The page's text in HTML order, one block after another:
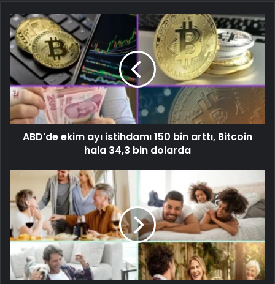
ABD'de ekim ayı istihdamı 150 bin arttı, Bitcoin
hala 34,3 bin dolarda